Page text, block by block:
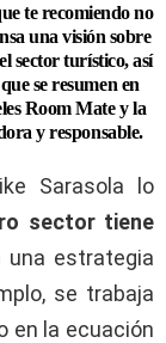
te recomiendo no
una visión sobre
sector turístico, así
se resumen en
Room Mate y la
y responsable.
Sarasola lo
sector tiene
una estrategia
se trabaja
en la ecuación